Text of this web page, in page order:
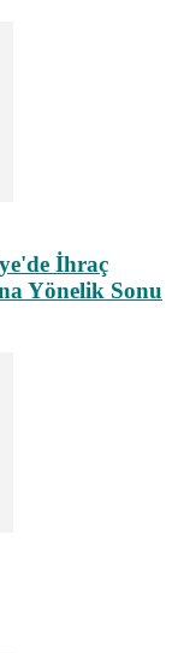
İhraç
Yönelik Sonu